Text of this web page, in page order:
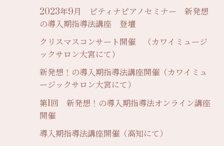
2023年9月 ピティナピアノセミナー 新発想
の導入期指導法講座 登壇
クリスマスコンサート開催 （カワイミュージ
ックサロン大宮にて）
新発想！の導入期指導法講座開催（カワイミュ
ージックサロン大宮にて）
第1回 新発想！の導入期指導法オンライン講座
開催
導入期指導法講座開催（高知にて）